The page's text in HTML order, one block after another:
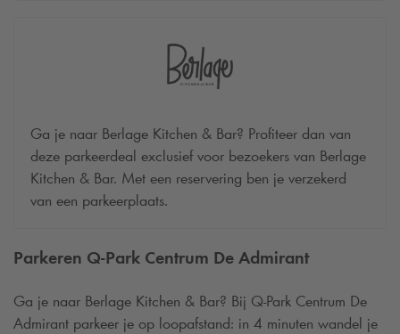
Parkeren Q-Park Centrum De Admirant
Ga je naar Berlage Kitchen & Bar? Bij Q-Park Centrum De
Admirant parkeer je op loopafstand: in 4 minuten wandel je
Ga je naar Berlage Kitchen & Bar? Profiteer dan van
deze parkeerdeal exclusief voor bezoekers van Berlage
Kitchen & Bar. Met een reservering ben je verzekerd
van een parkeerplaats.